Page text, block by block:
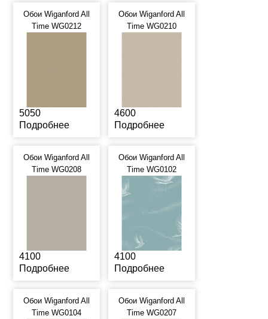
Обои Wiganford All
Time WG0212
5050
Подробнее
Обои Wiganford All
Time WG0210
4600
Подробнее
Обои Wiganford All
Time WG0208
4100
Подробнее
Обои Wiganford All
Time WG0102
4100
Подробнее
Обои Wiganford All
Time WG0104
Обои Wiganford All
Time WG0207